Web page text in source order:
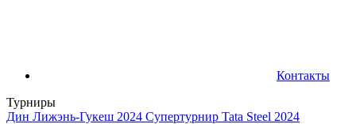
Контакты
Турниры
Дин Лижэнь-Гукеш 2024 Супертурнир Tata Steel 2024